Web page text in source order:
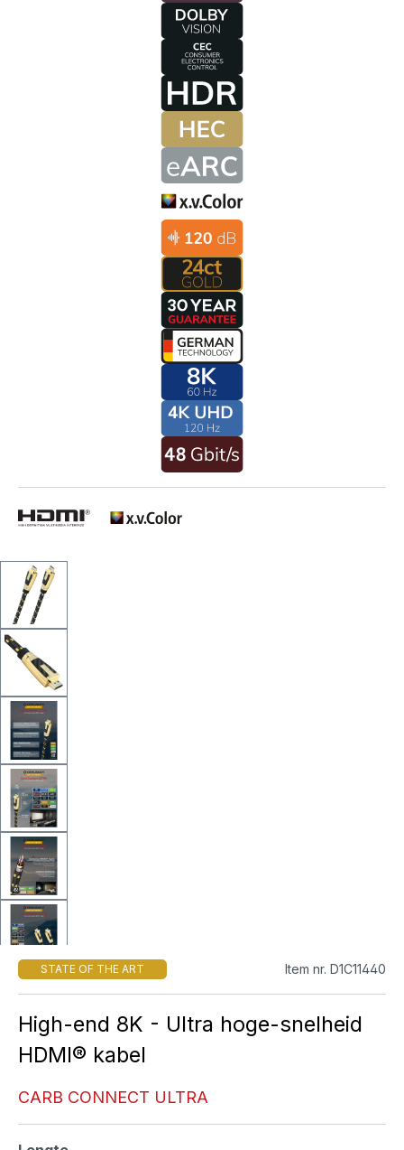
STATE OF THE ART Item nr. D1C11440
High-end 8K - Ultra hoge-snelheid
HDMI® kabel
CARB CONNECT ULTRA